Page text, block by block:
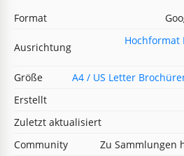
Format
Ausrichtung
Hochformat
Größe
A4 / US Letter
Erstellt
Zuletzt aktualisiert
Community
Zu Sammlungen